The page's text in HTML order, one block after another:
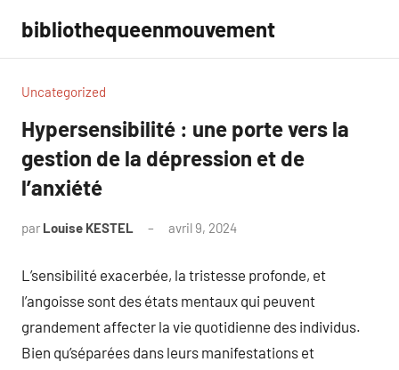
contenu
bibliothequeenmouvement
Uncategorized
Hypersensibilité : une porte vers la
gestion de la dépression et de
l’anxiété
par Louise KESTEL avril 9, 2024
L’sensibilité exacerbée, la tristesse profonde, et
l’angoisse sont des états mentaux qui peuvent
grandement affecter la vie quotidienne des individus.
Bien qu’séparées dans leurs manifestations et